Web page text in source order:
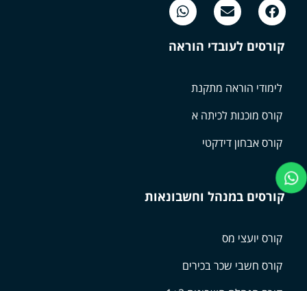
קורסים לעובדי הוראה
לימודי הוראה מתקנת
קורס מוכנות לכיתה א
קורס אבחון דידקטי
קורסים במנהל וחשבונאות
קורס יועצי מס
קורס חשבי שכר בכירים